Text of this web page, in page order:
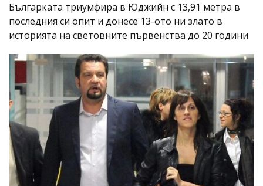
Българката триумфира в Юджийн с 13,91 метра в
последния си опит и донесе 13-ото ни злато в
историята на световните първенства до 20 години